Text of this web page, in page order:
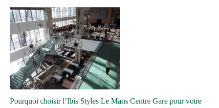
Pourquoi choisir l’Ibis Styles Le Mans Centre Gare pour votre